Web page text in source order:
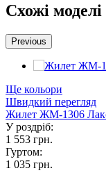
Схожі моделі
Previous
Ще кольори
Швидкий перегляд
Жилет ЖМ-1306
У роздріб:
1 553 грн.
Гуртом:
1 035 грн.